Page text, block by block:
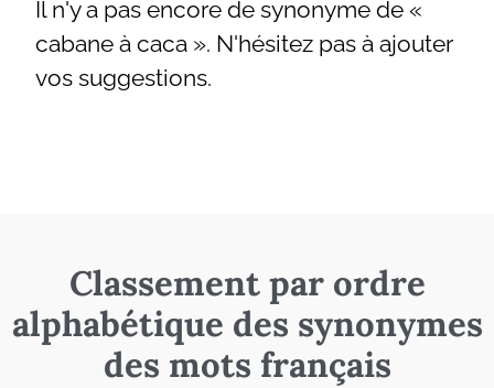
Il n'y a pas encore de synonyme de «
cabane à caca ». N'hésitez pas à ajouter
vos suggestions.
Classement par ordre
alphabétique des synonymes
des mots français